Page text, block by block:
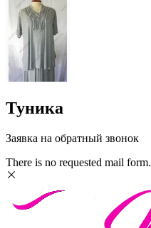
Туника
Заявка на обратный звонок
There is no requested mail form.